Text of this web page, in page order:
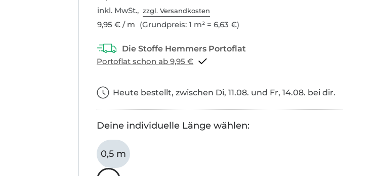
inkl. MwSt.,zzgl. Versandkosten
9,95 € / m (Grundpreis: 1 m² = 6,63 €)
Portoflat schon ab 9,95 €
Heute bestellt, zwischen Di, 11.08. und Fr, 14.08. bei dir.
Deine individuelle Länge wählen:
0,5 m